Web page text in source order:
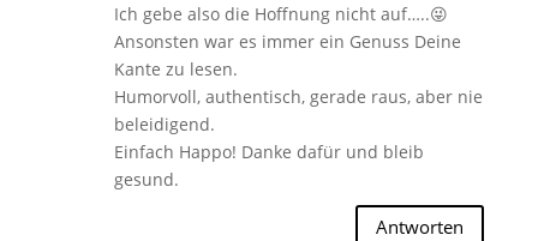
Ich gebe also die Hoffnung nicht auf…..😜
Ansonsten war es immer ein Genuss Deine
Kante zu lesen.
Humorvoll, authentisch, gerade raus, aber nie
beleidigend.
Einfach Happo! Danke dafür und bleib
gesund.
Antworten